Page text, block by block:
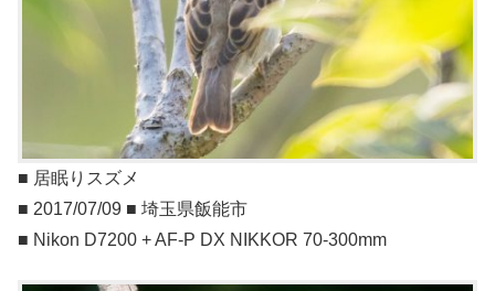
■ 居眠りスズメ
■ 2017/07/09 ■ 埼玉県飯能市
■ Nikon D7200 + AF-P DX NIKKOR 70-300mm